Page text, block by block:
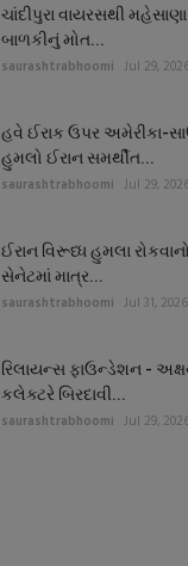
ચાંદીપુરા વાયરસથી મહેસાણા
બાળકીનું મોત...
saurashtrabhoomi Jul 29,
હવે ઈરાક ઉપર અમેરીકા-
હુમલો ઈરાન સમર્થીત...
saurashtrabhoomi Jul 29,
ઈરાન વિરૂધ્ધ હુમલા
સેનેટમાં માત્ર...
saurashtrabhoomi Jul 31, 2026
રિલાયન્સ ફાઉન્ડેશન -
કલેક્ટરે બિરદાવી...
saurashtrabhoomi Jul 29,